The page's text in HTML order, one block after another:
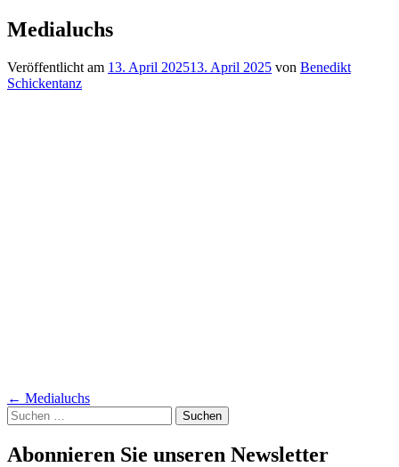
Medialuchs
Veröffentlicht am 13. April 202513. April 2025 von Benedikt
Schickentanz
Artikel-
Navigation
← Medialuchs
Suchen
nach:
Abonnieren Sie unseren Newsletter